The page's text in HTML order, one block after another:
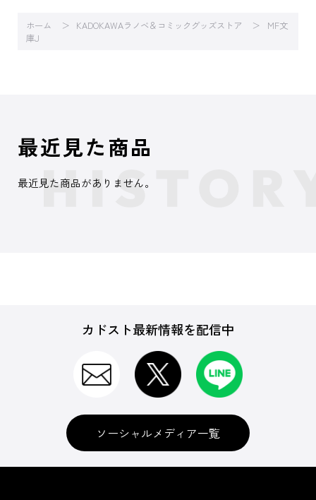
ホーム KADOKAWAラノベ＆コミックグッズストア
MF文
庫J
最近見た商品
最近見た商品がありません。
カドスト最新情報を配信中
ソーシャルメディア一覧